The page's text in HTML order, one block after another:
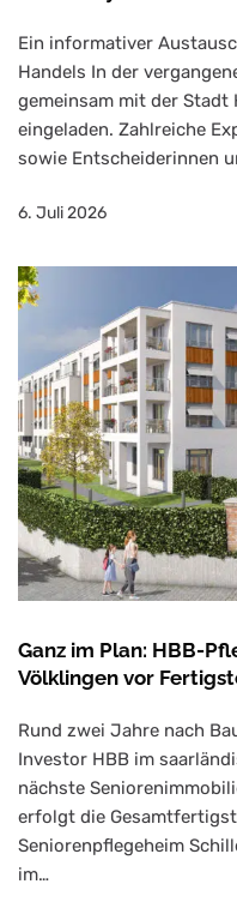
Ein informativer
Handels In der
gemeinsam mit der Stadt
eingeladen. Zahlreiche
sowie Entscheiderinnen
6. Juli 2026
Ganz im Plan: HBB-
Völklingen vor
Rund zwei Jahre nach
Investor HBB im
nächste
erfolgt die
Seniorenpflegeheim
im…